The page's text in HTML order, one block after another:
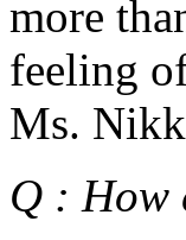
more
feeling
Ms.
Q : How